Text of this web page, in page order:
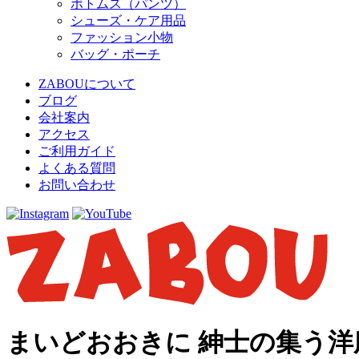
ボトムス（パンツ）
シューズ・ケア用品
ファッション小物
バッグ・ポーチ
ZABOUについて
ブログ
会社案内
アクセス
ご利用ガイド
よくある質問
お問い合わせ
まいどおおきに 紳士の集う